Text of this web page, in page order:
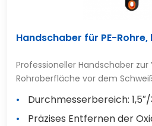
Handschaber für PE-Rohre,
Professioneller Handschaber
Rohroberfläche vor dem
Durchmesserbereich:
Präzises Entfernen der